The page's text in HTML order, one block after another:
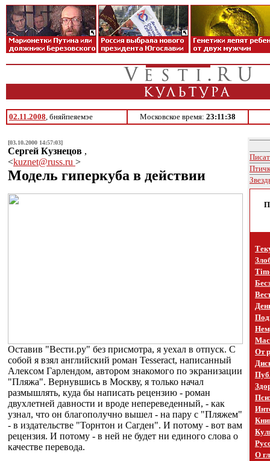
02.11.2008, бняйпеяемэе Московское время: 23:11:38
[03.10.2000 14:57:03]
Сергей Кузнецов ,
<kuznet@russ.ru >
Модель гиперкуба в действии
Оставив "Вести.ру" без присмотра, я уехал в отпуск. С
собой я взял английский роман Tesseract, написанный
Алексом Гарлендом, автором знакомого по экранизации
"Пляжа". Вернувшись в Москву, я только начал
размышлять, куда бы написать рецензию - роман
двухлетней давности и вроде непереведенный, - как
узнал, что он благополучно вышел - на пару с "Пляжем"
- в издательстве "Торнтон и Сагден". И потому - вот вам
рецензия. И потому - в ней не будет ни единого слова о
качестве перевода.
От
О